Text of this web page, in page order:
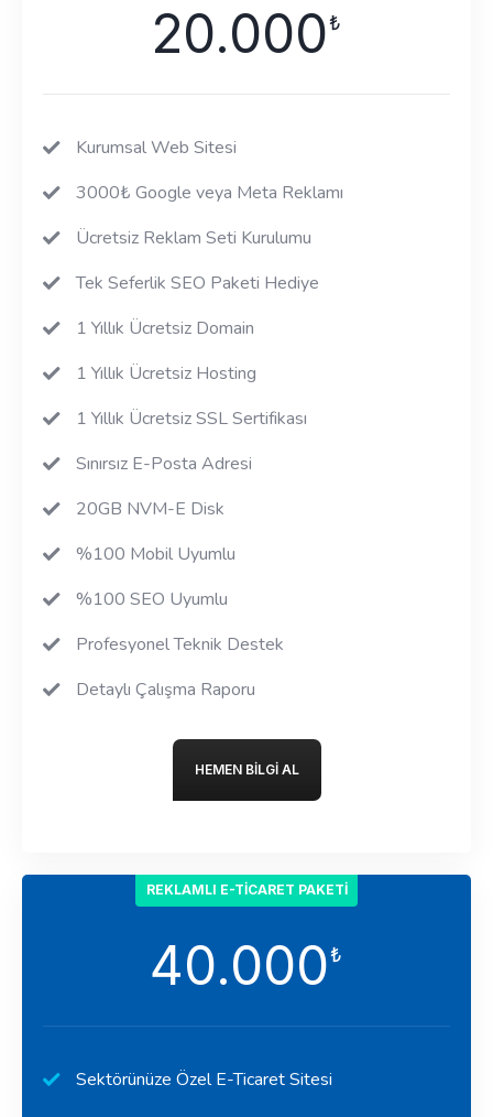
20.000₺
Kurumsal Web Sitesi
3000₺ Google veya Meta Reklamı
Ücretsiz Reklam Seti Kurulumu
Tek Seferlik SEO Paketi Hediye
1 Yıllık Ücretsiz Domain
1 Yıllık Ücretsiz Hosting
1 Yıllık Ücretsiz SSL Sertifikası
Sınırsız E-Posta Adresi
20GB NVM-E Disk
%100 Mobil Uyumlu
%100 SEO Uyumlu
Profesyonel Teknik Destek
Detaylı Çalışma Raporu
HEMEN BILGI AL
REKLAMLI E-TICARET PAKETI
40.000₺
Sektörünüze Özel E-Ticaret Sitesi